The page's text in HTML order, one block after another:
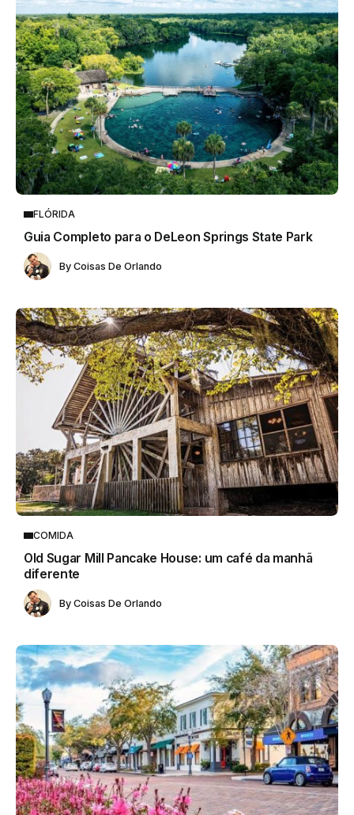
FLÓRIDA
Guia Completo para o DeLeon Springs State Park
By Coisas De Orlando
COMIDA
Old Sugar Mill Pancake House: um café da manhã
diferente
By Coisas De Orlando